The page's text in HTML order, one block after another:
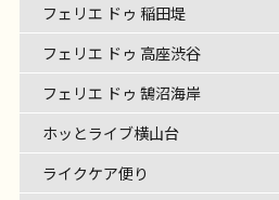
フェリエ ドゥ 稲田堤
フェリエ ドゥ 高座渋谷
フェリエ ドゥ 鵠沼海岸
ホッとライブ横山台
ライクケア便り